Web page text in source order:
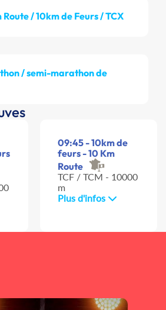
Route / 10km de Feurs / TCX
/ semi-marathon de
09:45 - 10km de
feurs - 10 Km
Route
TCF / TCM - 10000
m
Plus d'infos